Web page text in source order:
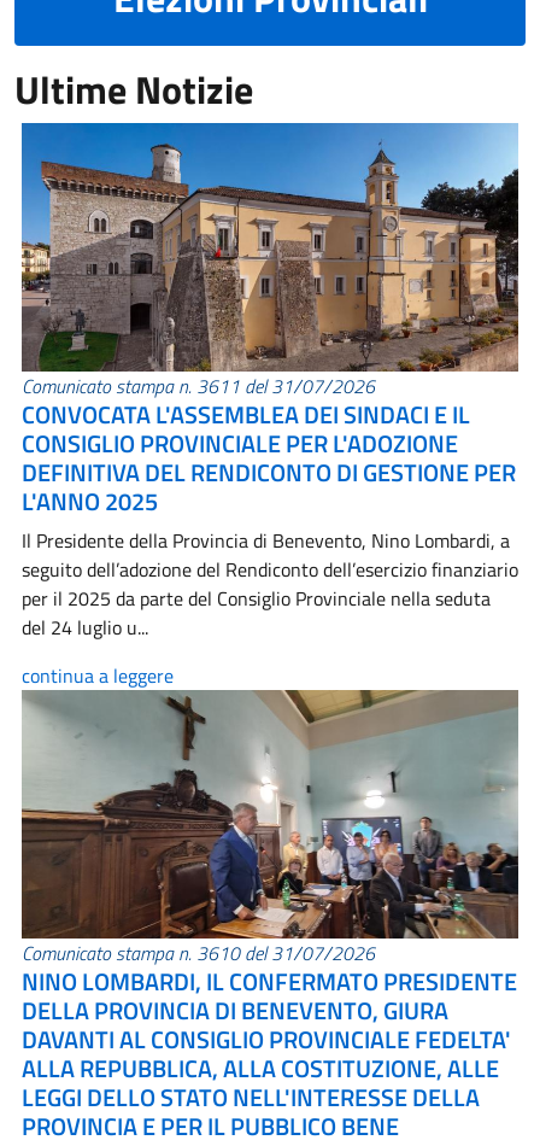
Ultime Notizie
Comunicato stampa n. 3611 del 31/07/2026
CONVOCATA L'ASSEMBLEA DEI SINDACI E IL
CONSIGLIO PROVINCIALE PER L'ADOZIONE
DEFINITIVA DEL RENDICONTO DI GESTIONE PER
L'ANNO 2025
Il Presidente della Provincia di Benevento, Nino Lombardi, a
seguito dell’adozione del Rendiconto dell’esercizio finanziario
per il 2025 da parte del Consiglio Provinciale nella seduta
del 24 luglio u...
continua a leggere
Comunicato stampa n. 3610 del 31/07/2026
NINO LOMBARDI, IL CONFERMATO PRESIDENTE
DELLA PROVINCIA DI BENEVENTO, GIURA
DAVANTI AL CONSIGLIO PROVINCIALE FEDELTA'
ALLA REPUBBLICA, ALLA COSTITUZIONE, ALLE
LEGGI DELLO STATO NELL'INTERESSE DELLA
PROVINCIA E PER IL PUBBLICO BENE